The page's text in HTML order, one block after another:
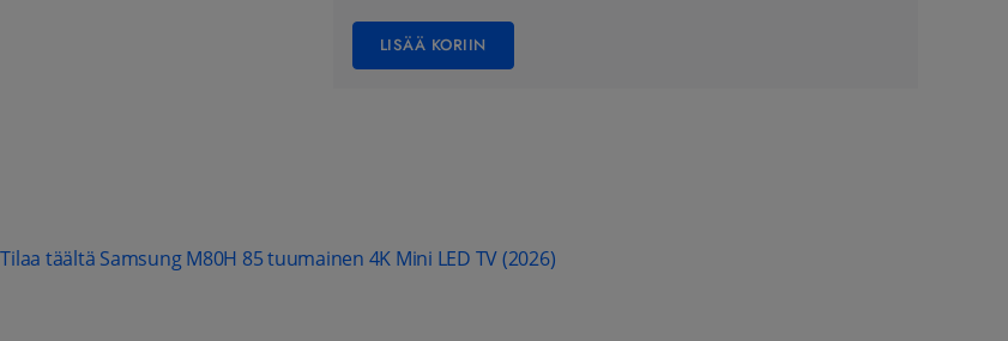
LISÄÄ KORIIN
Tilaa täältä Samsung M80H 85 tuumainen 4K Mini LED TV (2026)